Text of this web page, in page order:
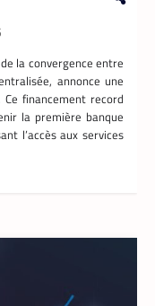
la convergence entre
annonce une
financement record
la première banque
l’accès aux services
pour
de 70 %
de
center à